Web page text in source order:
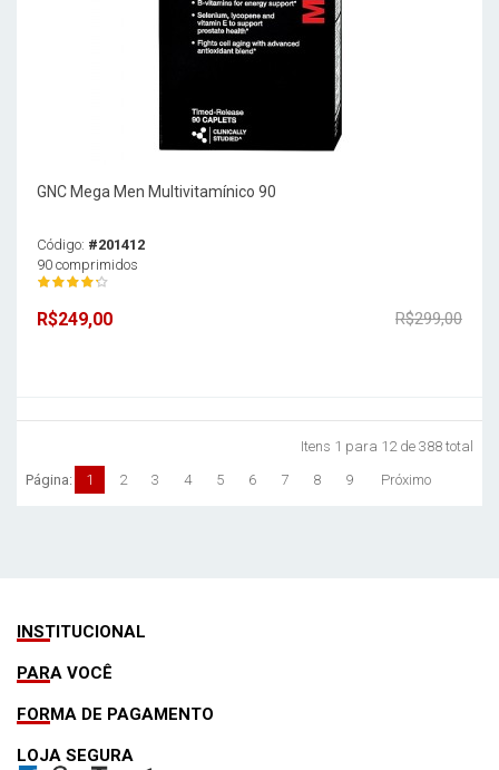
GNC Mega Men Multivitamínico 90
Código: #201412
90 comprimidos
R$299,00
R$249,00
Itens 1 para 12 de 388 total
Página:
1 2 3 4 5 6 7 8 9 Próximo
INSTITUCIONAL
PARA VOCÊ
FORMA DE PAGAMENTO
LOJA SEGURA